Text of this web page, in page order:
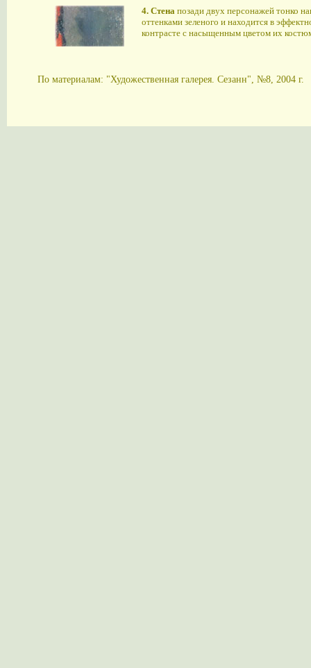
4. Стена позади двух персонажей тонко
оттенками зеленого и находится в
контрасте с насыщенным цветом их
По материалам: "Художественная галерея. Сезанн", №8, 2004 г.